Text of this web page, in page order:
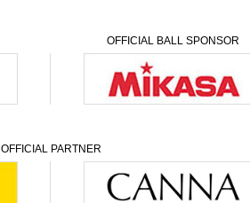
OFFICIAL BALL SPONSOR
OFFICIAL PARTNER